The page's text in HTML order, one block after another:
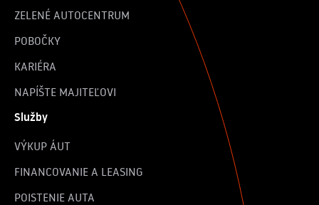
ZELENÉ AUTOCENTRUM
POBOČKY
KARIÉRA
NAPÍŠTE MAJITEĽOVI
Služby
VÝKUP ÁUT
FINANCOVANIE A LEASING
POISTENIE AUTA